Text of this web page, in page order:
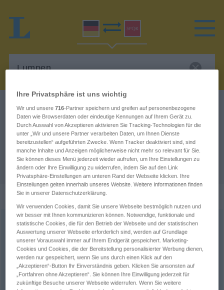
Deutsch-Latein Wörterbuch Lumpen
Deutsch-Latein Übersetzung für
"Lumpen"
"Lumpen" Latein Übersetzung
„Lumpen“
Lumpen
Übersicht aller Übersetzungen
(Für mehr Details die Übersetzung anklicken/antippen)
pannus, -i
Ihre Privatsphäre ist uns wichtig
Wir und unsere716-Partner speichern und greifen auf personenbezogene
Daten wie Browserdaten oder eindeutige Kennungen auf Ihrem Gerät zu.
Durch Auswahl von Akzeptieren aktivieren Sie Tracking-Technologien für die
unter „Wir und unsere Partner verarbeiten Daten, um Ihnen Dienste
bereitzustellen“ aufgeführten Zwecke. Wenn Tracker deaktiviert sind, sind
manche Inhalte und Anzeigen möglicherweise nicht mehr so relevant für Sie.
Sie können dieses Menü jederzeit wieder aufrufen, um Ihre Einstellungen zu
ändern oder Ihre Einwilligung zu widerrufen, indem Sie auf den Link
Privatsphäre-Einstellungen am unteren Rand der Webseite klicken. Ihre
Einstellungen gelten innerhalb unseres Website. Weitere Informationen finden
Sie in unserer Datenschutzerklärung.
Wir verwenden Cookies, damit Sie unsere Webseite bestmöglich nutzen und
wir besser mit Ihnen kommunizieren können. Notwendige, funktionale und
statistische Cookies, die für den Betrieb der Webseite und der statistischen
Auswertung unserer Webseite erforderlich sind, werden auf Grundlage
unserer Vorauswahl immer auf Ihrem Endgerät gespeichert. Marketing-
Cookies und Cookies, die der Bereitstellung personalisierter Werbung dienen,
werden nur gespeichert, wenn Sie uns durch einen Klick auf den
„Akzeptieren“-Button Ihr Einverständnis geben. Klicken Sie ansonsten auf
„Fortfahren ohne Akzeptieren“. Sie können Ihre Einwilligung jederzeit für
zukünftige Besuche unserer Webseite widerrufen. Wenn Sie weitere